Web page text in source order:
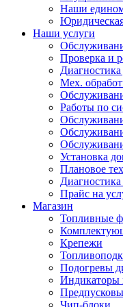
Наши
Наши услуги
Проверка и
Мех.
Работы по
Установка
Плановое
Прайс на
Магазин
Топливные
Крепежи
Подогревы
Индикаторы
Чип-блоки